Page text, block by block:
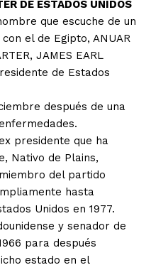
DE ESTADOS UNIDOS
que escuche de un
el de Egipto, ANUAR
JAMES EARL
de Estados
después de una
presidente que ha
Nativo de Plains,
del partido
hasta
Unidos en 1977.
y senador de
para después
estado en el